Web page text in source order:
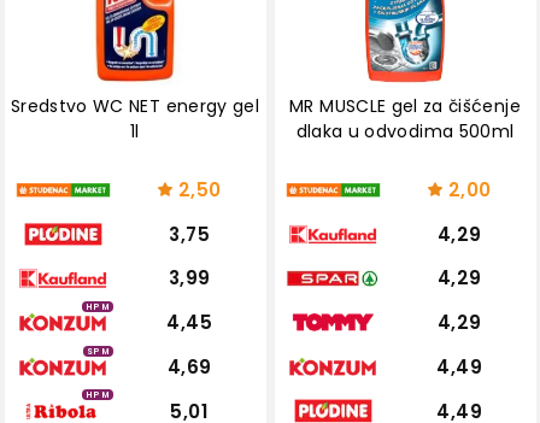
Sredstvo WC NET energy gel
1l
2,50
3,75
3,99
HPM
4,45
SPM
4,69
HPM
5,01
MR MUSCLE gel za čišćenje
dlaka u odvodima 500ml
2,00
4,29
4,29
4,29
4,49
4,49